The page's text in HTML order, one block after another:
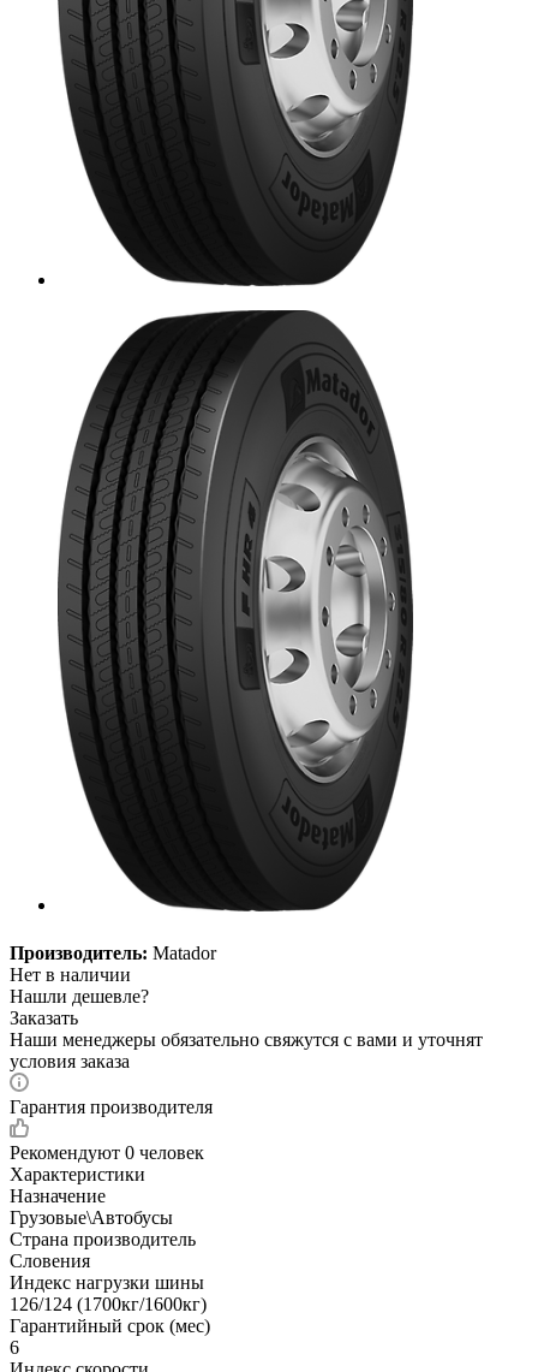
Производитель: Matador
Нет в наличии
Нашли дешевле?
Заказать
Наши менеджеры обязательно свяжутся с вами и уточнят
условия заказа
Гарантия производителя
Рекомендуют 0 человек
Характеристики
Назначение
Грузовые\Автобусы
Страна производитель
Словения
Индекс нагрузки шины
126/124 (1700кг/1600кг)
Гарантийный срок (мес)
6